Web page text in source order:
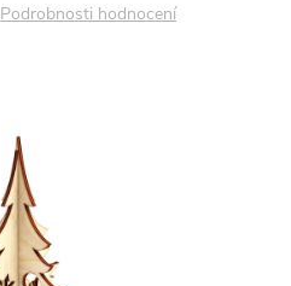
Podrobnosti hodnocení